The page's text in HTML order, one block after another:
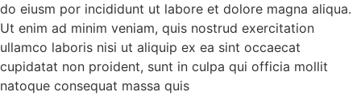
do eiusm por incididunt ut labore et dolore magna aliqua.
Ut enim ad minim veniam, quis nostrud exercitation
ullamco laboris nisi ut aliquip ex ea sint occaecat
cupidatat non proident, sunt in culpa qui officia mollit
natoque consequat massa quis